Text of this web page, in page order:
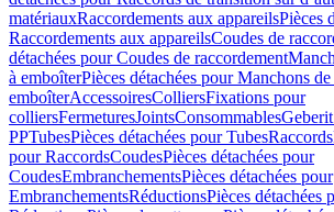
matériauxRaccordements aux appareilsPièces
Raccordements aux appareilsCoudes de
détachées pour Coudes de raccordement
à emboîterPièces détachées pour Manchons
emboîterAccessoiresColliersFixations pour
colliersFermeturesJointsConsommables
PPTubesPièces détachées pour TubesRaccords
pour RaccordsCoudesPièces détachées pour
CoudesEmbranchementsPièces détachées pour
EmbranchementsRéductionsPièces détachées